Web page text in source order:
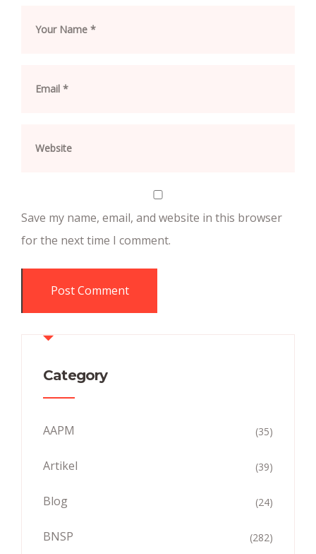
Save my name, email, and website in this browser
for the next time I comment.
Category
AAPM (35)
Artikel (39)
Blog (24)
BNSP (282)